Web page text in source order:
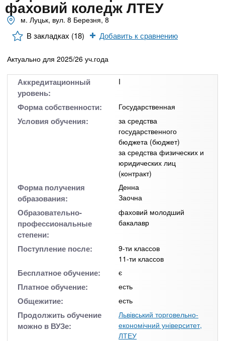
n
t
s
o
х
з
е
д
Онлайн курсы
За рубежом
фаховий коледж ЛТЕУ
м. Луцьк, вул. 8 Березня, 8
В закладках (18) Добавить к сравнению
Актуально для 2025/26 уч.года
Аккредитационный
уровень:
I
Форма собственности: Государственная
Условия обучения:
за средства
государственного
бюджета (бюджет)
за средства физических и
юридических лиц
(контракт)
Форма получения
образования:
Денна
Заочна
Образовательно-
профессиональные
степени:
фаховий молодший
бакалавр
Поступление после:
9-ти классов
11-ти классов
Бесплатное обучение: є
Платное обучение: есть
Общежитие: есть
Продолжить обучение
можно в ВУЗе:
Львівський торговельно-
економічний університет,
ЛТЕУ